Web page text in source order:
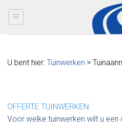
U bent hier: Tuinwerken >
OFFERTE TUINWERKEN
Voor welke tuinwerken wilt u